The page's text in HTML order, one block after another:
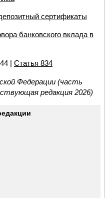
сертификаты
банковского вклада в
| Статья 834
Федерации (часть
редакция 2026)